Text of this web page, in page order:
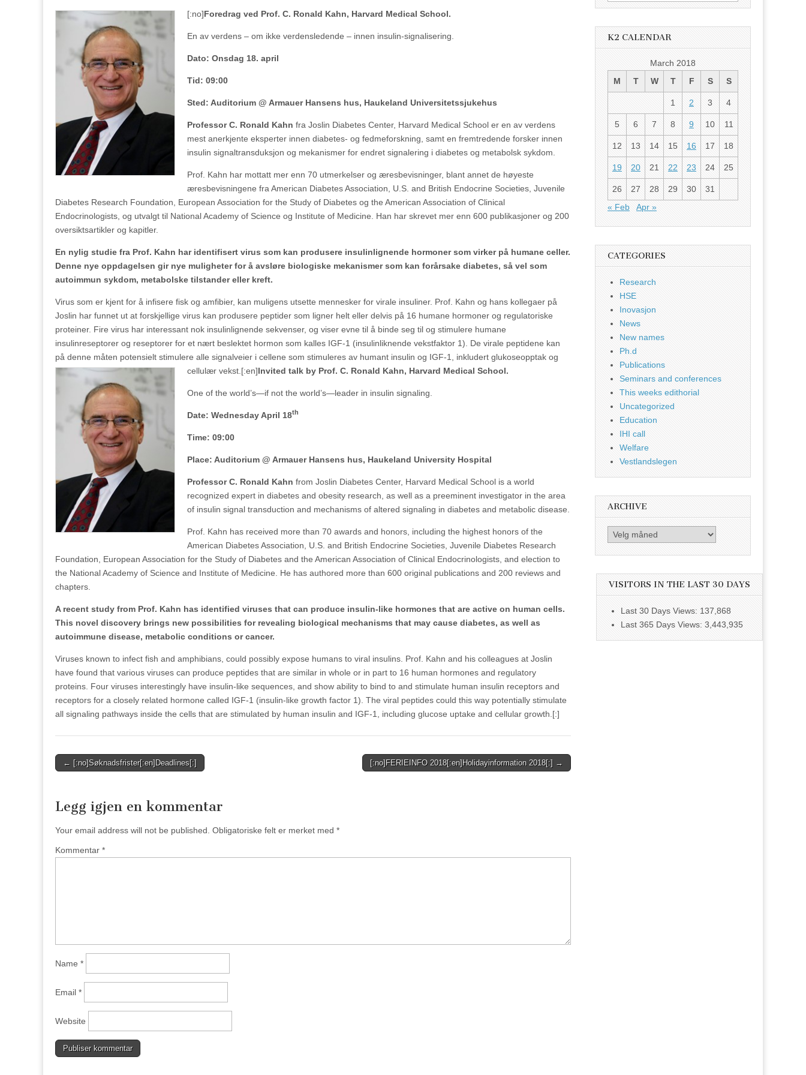
[:no]Foredrag ved Prof. C. Ronald Kahn, Harvard Medical School.
En av verdens – om ikke verdensledende – innen insulin-signalisering.
Dato: Onsdag 18. april
Tid: 09:00
Sted: Auditorium @ Armauer Hansens hus, Haukeland Universitetssjukehus
Professor C. Ronald Kahn fra Joslin Diabetes Center, Harvard Medical School er en av verdens
mest anerkjente eksperter innen diabetes- og fedmeforskning, samt en fremtredende forsker innen
insulin signaltransduksjon og mekanismer for endret signalering i diabetes og metabolsk sykdom.
Prof. Kahn har mottatt mer enn 70 utmerkelser og æresbevisninger, blant annet de høyeste
æresbevisningene fra American Diabetes Association, U.S. and British Endocrine Societies, Juvenile
Diabetes Research Foundation, European Association for the Study of Diabetes og the American Association of Clinical
Endocrinologists, og utvalgt til National Academy of Science og Institute of Medicine. Han har skrevet mer enn 600 publikasjoner og 200
oversiktsartikler og kapitler.
En nylig studie fra Prof. Kahn har identifisert virus som kan produsere insulinlignende hormoner som virker på humane celler.
Denne nye oppdagelsen gir nye muligheter for å avsløre biologiske mekanismer som kan forårsake diabetes, så vel som
autoimmun sykdom, metabolske tilstander eller kreft.
Virus som er kjent for å infisere fisk og amfibier, kan muligens utsette mennesker for virale insuliner. Prof. Kahn og hans kollegaer på
Joslin har funnet ut at forskjellige virus kan produsere peptider som ligner helt eller delvis på 16 humane hormoner og regulatoriske
proteiner. Fire virus har interessant nok insulinlignende sekvenser, og viser evne til å binde seg til og stimulere humane
insulinreseptorer og reseptorer for et nært beslektet hormon som kalles IGF-1 (insulinliknende vekstfaktor 1). De virale peptidene kan
på denne måten potensielt stimulere alle signalveier i cellene som stimuleres av humant insulin og IGF-1, inkludert glukoseopptak og
cellulær vekst.[:en]Invited talk by Prof. C. Ronald Kahn, Harvard Medical School.
One of the world’s—if not the world’s—leader in insulin signaling.
Date: Wednesday April 18th
Time: 09:00
Place: Auditorium @ Armauer Hansens hus, Haukeland University Hospital
Professor C. Ronald Kahn from Joslin Diabetes Center, Harvard Medical School is a world
recognized expert in diabetes and obesity research, as well as a preeminent investigator in the area
of insulin signal transduction and mechanisms of altered signaling in diabetes and metabolic disease.
Prof. Kahn has received more than 70 awards and honors, including the highest honors of the
American Diabetes Association, U.S. and British Endocrine Societies, Juvenile Diabetes Research
Foundation, European Association for the Study of Diabetes and the American Association of Clinical Endocrinologists, and election to
the National Academy of Science and Institute of Medicine. He has authored more than 600 original publications and 200 reviews and
chapters.
A recent study from Prof. Kahn has identified viruses that can produce insulin-like hormones that are active on human cells.
This novel discovery brings new possibilities for revealing biological mechanisms that may cause diabetes, as well as
autoimmune disease, metabolic conditions or cancer.
Viruses known to infect fish and amphibians, could possibly expose humans to viral insulins. Prof. Kahn and his colleagues at Joslin
have found that various viruses can produce peptides that are similar in whole or in part to 16 human hormones and regulatory
proteins. Four viruses interestingly have insulin-like sequences, and show ability to bind to and stimulate human insulin receptors and
receptors for a closely related hormone called IGF-1 (insulin-like growth factor 1). The viral peptides could this way potentially stimulate
all signaling pathways inside the cells that are stimulated by human insulin and IGF-1, including glucose uptake and cellular growth.[:]
Post
← [:no]Søknadsfrister[:en]Deadlines[:] [:no]FERIEINFO 2018[:en]Holidayinformation 2018[:] →
Legg igjen en kommentar
Your email address will not be published. Obligatoriske felt er merket med *
Kommentar *
Name *
Email *
Website
K2 CALENDAR
March 2018
M
T W T F S S
1 2 3 4
5 6 7 8 9 10 11
12 13 14 15 16 17 18
19 20 21 22 23 24 25
26 27 28 29 30
31
« Feb
Apr »
CATEGORIES
Research
HSE
Inovasjon
News
New names
Ph.d
Publications
Seminars and conferences
This weeks edithorial
Uncategorized
Education
IHI call
Welfare
Vestlandslegen
ARCHIVE
Archive
VISITORS IN THE LAST 30 DAYS
Last 30 Days Views: 137,868
Last 365 Days Views: 3,443,935